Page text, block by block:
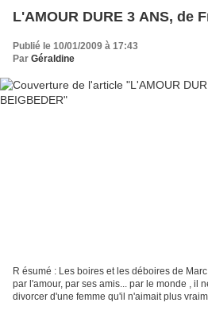
L'AMOUR DURE 3 ANS, de
Publié le 10/01/2009 à 17:43
Par Géraldine
R ésumé : Les boires et les déboires de
par l'amour, par ses amis... par le monde , il
divorcer d'une femme qu'il n'aimait plus